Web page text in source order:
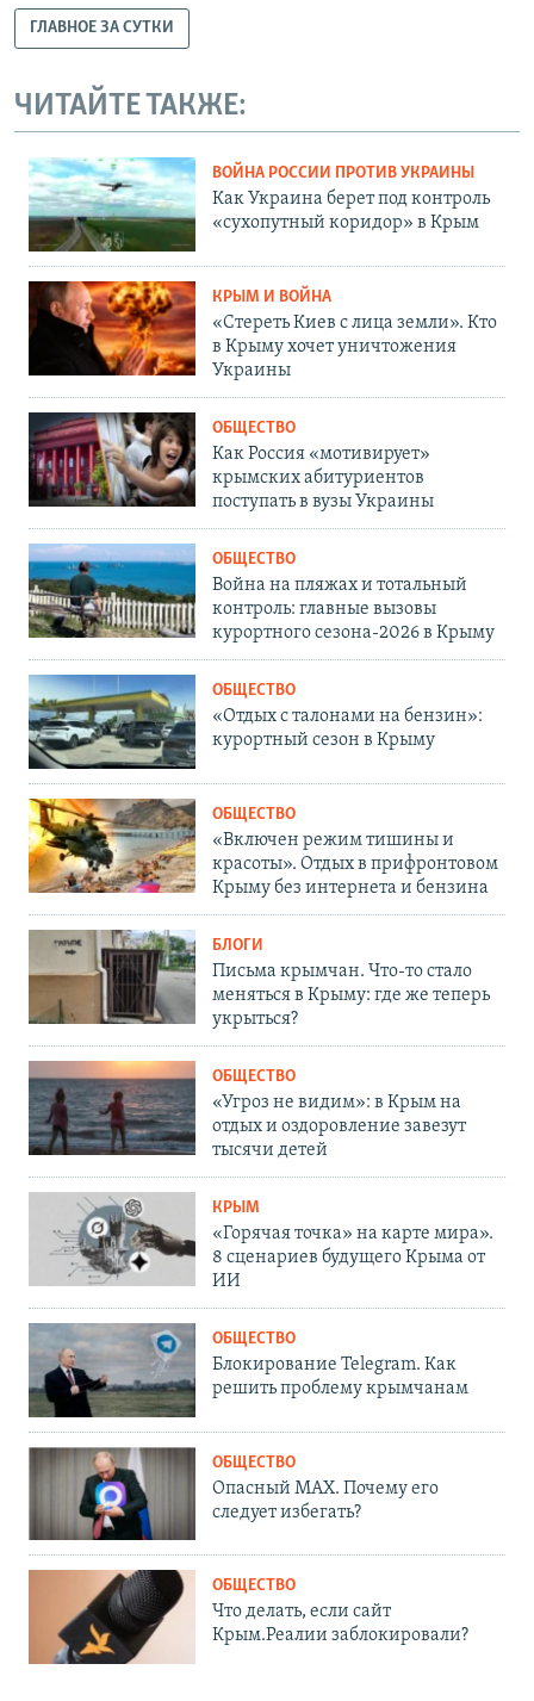
ГЛАВНОЕ ЗА СУТКИ
ЧИТАЙТЕ ТАКЖЕ:
ВОЙНА РОССИИ ПРОТИВ УКРАИНЫ
Как Украина берет под контроль
«сухопутный коридор» в Крым
КРЫМ И ВОЙНА
«Стереть Киев с лица земли». Кто
в Крыму хочет уничтожения
Украины
ОБЩЕСТВО
Как Россия «мотивирует»
крымских абитуриентов
поступать в вузы Украины
ОБЩЕСТВО
Война на пляжах и тотальный
контроль: главные вызовы
курортного сезона-2026 в Крыму
ОБЩЕСТВО
«Отдых с талонами на бензин»:
курортный сезон в Крыму
ОБЩЕСТВО
«Включен режим тишины и
красоты». Отдых в прифронтовом
Крыму без интернета и бензина
БЛОГИ
Письма крымчан. Что-то стало
меняться в Крыму: где же теперь
укрыться?
ОБЩЕСТВО
«Угроз не видим»: в Крым на
отдых и оздоровление завезут
тысячи детей
КРЫМ
«Горячая точка» на карте мира».
8 сценариев будущего Крыма от
ИИ
ОБЩЕСТВО
Блокирование Telegram. Как
решить проблему крымчанам
ОБЩЕСТВО
Опасный MAX. Почему его
следует избегать?
ОБЩЕСТВО
Что делать, если сайт
Крым.Реалии заблокировали?